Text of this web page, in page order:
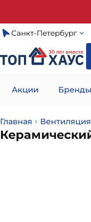
Санкт-Петербург
Акции Бренды
Главная